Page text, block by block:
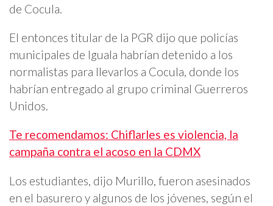
de Cocula.
El entonces titular de la PGR dijo que policías
municipales de Iguala habrían detenido a los
normalistas para llevarlos a Cocula, donde los
habrían entregado al grupo criminal Guerreros
Unidos.
Te recomendamos: Chiflarles es violencia, la
campaña contra el acoso en la CDMX
Los estudiantes, dijo Murillo, fueron asesinados
en el basurero y algunos de los jóvenes, según el